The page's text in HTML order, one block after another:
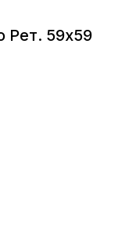
Рет. 59х59